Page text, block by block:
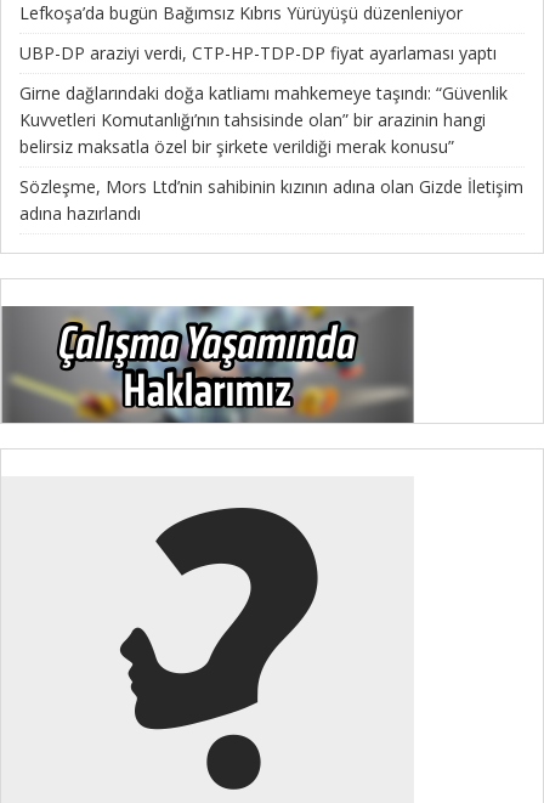
Lefkoşa’da bugün Bağımsız Kıbrıs Yürüyüşü düzenleniyor
UBP-DP araziyi verdi, CTP-HP-TDP-DP fiyat ayarlaması yaptı
Girne dağlarındaki doğa katliamı mahkemeye taşındı: “Güvenlik
Kuvvetleri Komutanlığı’nın tahsisinde olan” bir arazinin hangi
belirsiz maksatla özel bir şirkete verildiği merak konusu”
Sözleşme, Mors Ltd’nin sahibinin kızının adına olan Gizde İletişim
adına hazırlandı